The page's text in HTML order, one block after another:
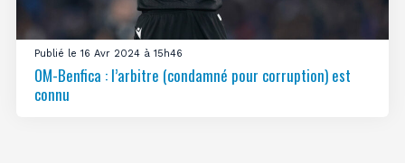
Publié le 16 Avr 2024 à 15h46
OM-Benfica : l’arbitre (condamné pour corruption) est
connu